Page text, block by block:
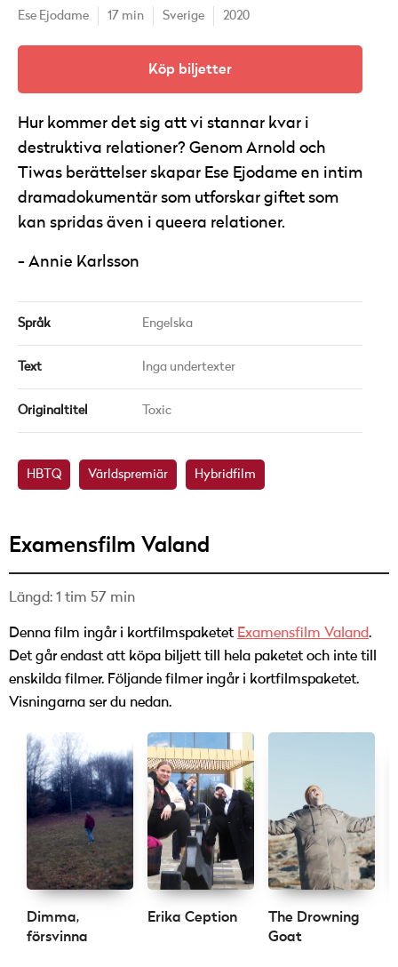
Ese Ejodame 17 min Sverige 2020
Köp biljetter
Hur kommer det sig att vi stannar kvar i
destruktiva relationer? Genom Arnold och
Tiwas berättelser skapar Ese Ejodame en intim
dramadokumentär som utforskar giftet som
kan spridas även i queera relationer.
Annie Karlsson
Språk Engelska
Text Inga undertexter
Originaltitel Toxic
HBTQ Världspremiär Hybridfilm
Examensfilm Valand
Längd: 1 tim 57 min
Denna film ingår i kortfilmspaketet Examensfilm Valand.
Det går endast att köpa biljett till hela paketet och inte till
enskilda filmer. Följande filmer ingår i kortfilmspaketet.
Visningarna ser du nedan.
Dimma,
försvinna
Erika Ception
The Drowning
Goat